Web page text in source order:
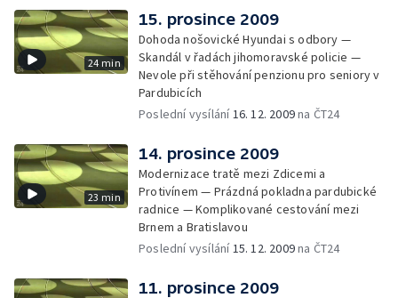
24 min
15. prosince 2009
Dohoda nošovické Hyundai s odbory —
Skandál v řadách jihomoravské policie —
Nevole při stěhování penzionu pro seniory v
Pardubicích
Poslední vysílání16. 12. 2009na ČT24
23 min
14. prosince 2009
Modernizace tratě mezi Zdicemi a
Protivínem — Prázdná pokladna pardubické
radnice — Komplikované cestování mezi
Brnem a Bratislavou
Poslední vysílání15. 12. 2009na ČT24
11. prosince 2009